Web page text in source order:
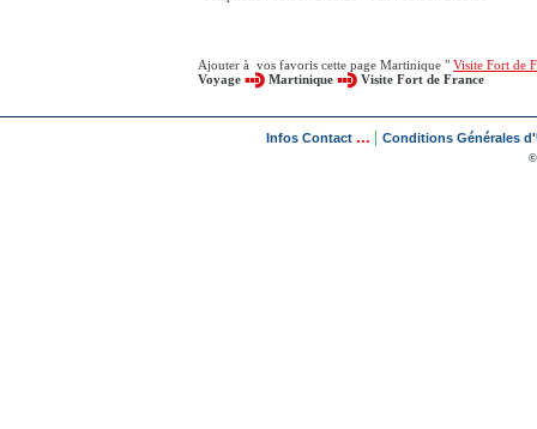
Ajouter à vos favoris cette page Martinique " Visite Fort de
Voyage
Martinique Visite Fort de France
Infos Contact ... Conditions Générales
©